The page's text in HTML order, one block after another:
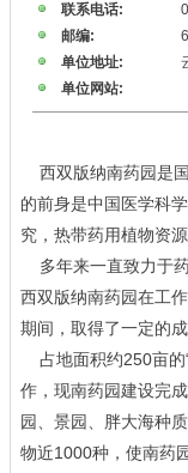
联系电话:
邮编:
单位地址:
单位网站:
西双版纳南药园是
的前身是中国医学科
究，热带药用植物资
多年来一直致力于
西双版纳南药园在工
期间，取得了一定的
占地面积约250亩的
作，现南药园建设完
园、景园、胖大海种
物近1000种，使南药